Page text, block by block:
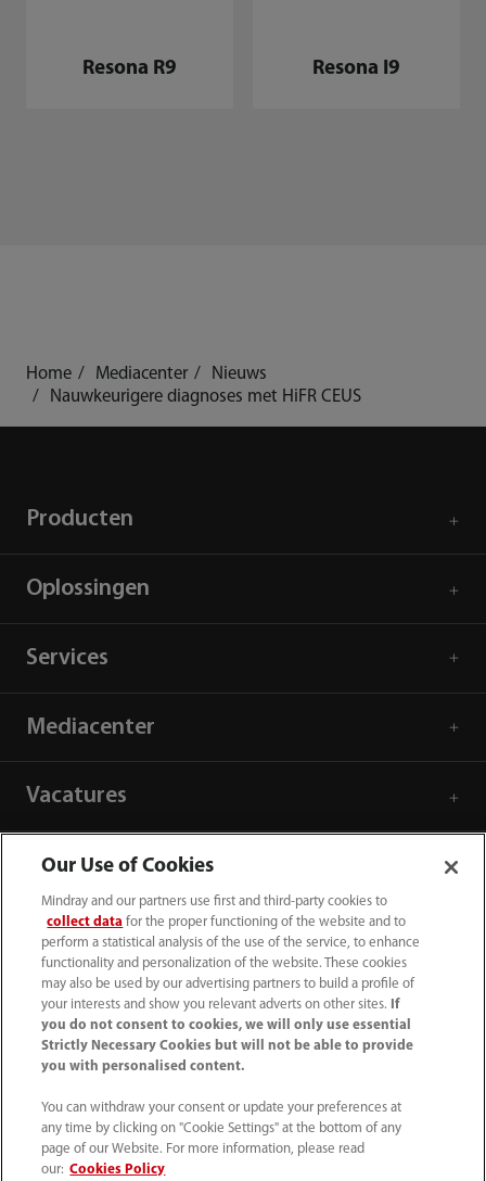
Resona R9 Resona I9
Home Mediacenter
Nieuws
Nauwkeurigere diagnoses met HiFR CEUS
Producten
Oplossingen
Services
Mediacenter
Vacatures
Over ons
Contactgegevens
Our Use of Cookies
Mindray and our partners use first and third-party cookies to
collect data for the proper functioning of the website and to
perform a statistical analysis of the use of the service, to enhance
functionality and personalization of the website. These cookies
may also be used by our advertising partners to build a profile of
your interests and show you relevant adverts on other sites.
If
you do not consent to cookies, we will only use essential
Strictly Necessary Cookies but will not be able to provide
you with personalised content.
You can withdraw your consent or update your preferences at
any time by clicking on "Cookie Settings" at the bottom of any
page of our Website. For more information, please read
our: Cookies Policy